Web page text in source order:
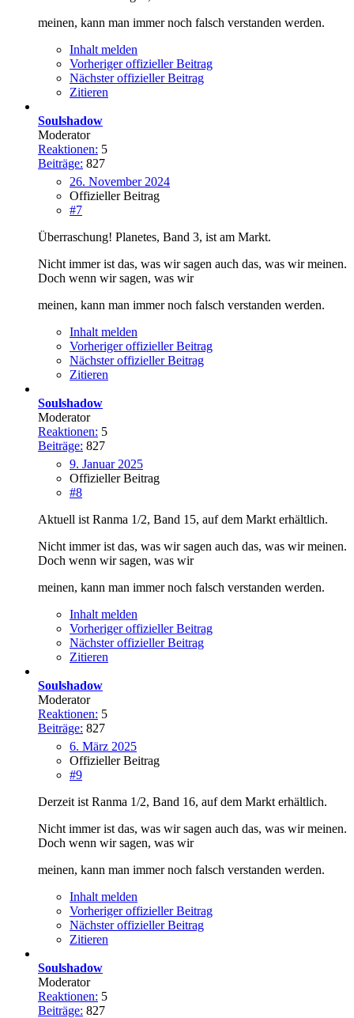
meinen, kann man immer noch falsch verstanden werden.
Inhalt melden
Vorheriger offizieller Beitrag
Nächster offizieller Beitrag
Zitieren
Soulshadow
Moderator
Reaktionen: 5
Beiträge: 827
26. November 2024
Offizieller Beitrag
#7
Überraschung! Planetes, Band 3, ist am Markt.
Nicht immer ist das, was wir sagen auch das, was wir meinen.
Doch wenn wir sagen, was wir
meinen, kann man immer noch falsch verstanden werden.
Inhalt melden
Vorheriger offizieller Beitrag
Nächster offizieller Beitrag
Zitieren
Soulshadow
Moderator
Reaktionen: 5
Beiträge: 827
9. Januar 2025
Offizieller Beitrag
#8
Aktuell ist Ranma 1/2, Band 15, auf dem Markt erhältlich.
Nicht immer ist das, was wir sagen auch das, was wir meinen.
Doch wenn wir sagen, was wir
meinen, kann man immer noch falsch verstanden werden.
Inhalt melden
Vorheriger offizieller Beitrag
Nächster offizieller Beitrag
Zitieren
Soulshadow
Moderator
Reaktionen: 5
Beiträge: 827
6. März 2025
Offizieller Beitrag
#9
Derzeit ist Ranma 1/2, Band 16, auf dem Markt erhältlich.
Nicht immer ist das, was wir sagen auch das, was wir meinen.
Doch wenn wir sagen, was wir
meinen, kann man immer noch falsch verstanden werden.
Inhalt melden
Vorheriger offizieller Beitrag
Nächster offizieller Beitrag
Zitieren
Soulshadow
Moderator
Reaktionen: 5
Beiträge: 827